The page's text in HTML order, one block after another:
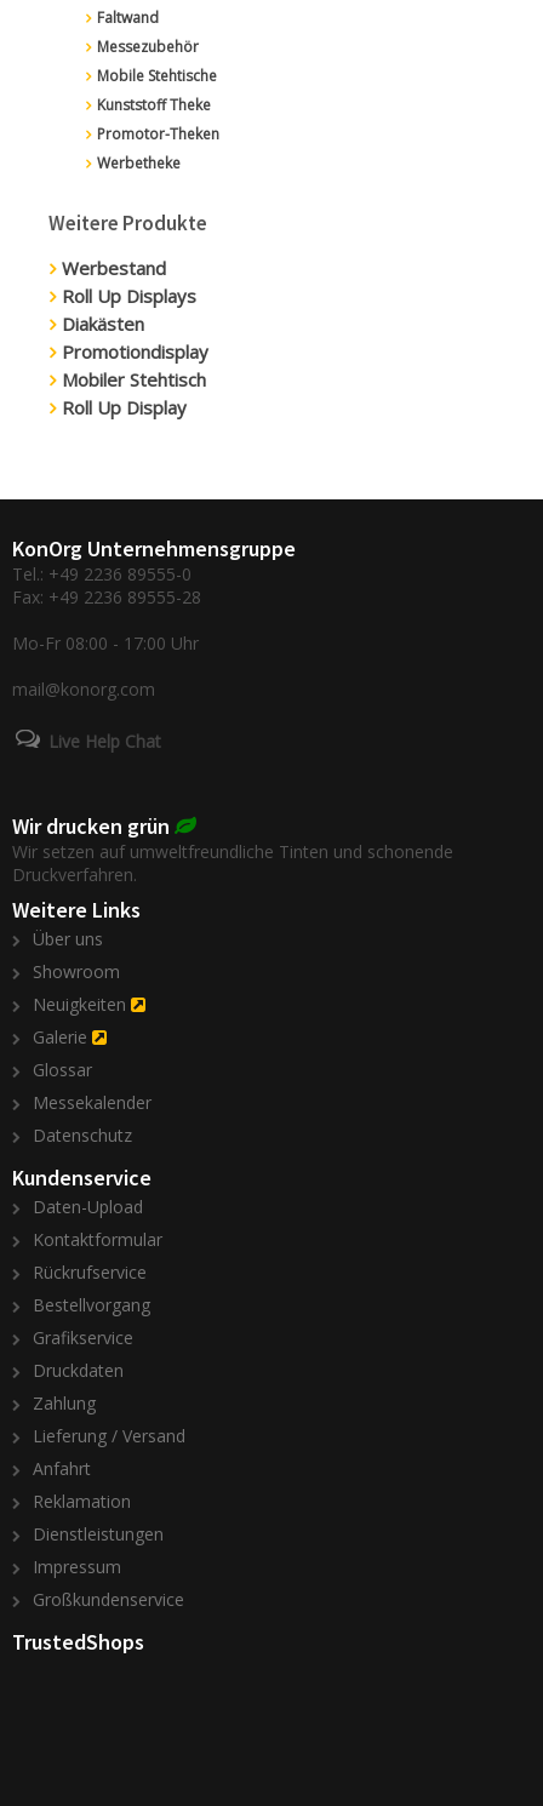
Faltwand
Messezubehör
Mobile Stehtische
Kunststoff Theke
Promotor-Theken
Werbetheke
Weitere Produkte
Werbestand
Roll Up Displays
Diakästen
Promotiondisplay
Mobiler Stehtisch
Roll Up Display
KonOrg Unternehmensgruppe
Tel.: +49 2236 89555-0
Fax: +49 2236 89555-28
Mo-Fr 08:00 - 17:00 Uhr
mail@konorg.com
Live Help Chat
Wir drucken grün
Wir setzen auf umweltfreundliche Tinten und schonende
Druckverfahren.
Weitere Links
Über uns
Showroom
Neuigkeiten
Galerie
Glossar
Messekalender
Datenschutz
Kundenservice
Daten-Upload
Kontaktformular
Rückrufservice
Bestellvorgang
Grafikservice
Druckdaten
Zahlung
Lieferung / Versand
Anfahrt
Reklamation
Dienstleistungen
Impressum
Großkundenservice
TrustedShops